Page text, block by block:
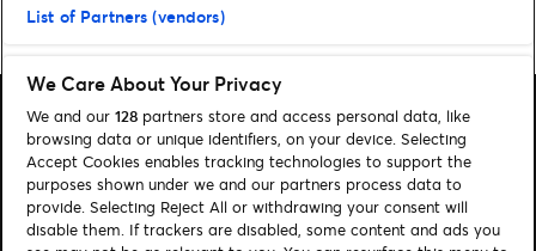
Pagina iniziale»Idee regalo per la Festa della Mamma
Cerca
Gestione dei cookies
List of Partners (vendors)
We Care About Your Privacy
We and our 128 partners store and access personal data, like
browsing data or unique identifiers, on your device. Selecting
Accept Cookies enables tracking technologies to support the
purposes shown under we and our partners process data to
provide. Selecting Reject All or withdrawing your consent will
disable them. If trackers are disabled, some content and ads you